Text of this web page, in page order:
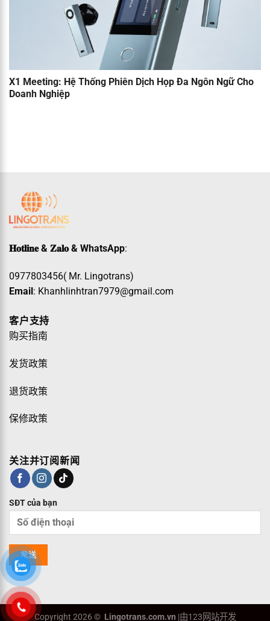
X1 Meeting: Hệ Thống Phiên Dịch Họp Đa Ngôn Ngữ Cho
Doanh Nghiệp
𝐇𝐨𝐭𝐥𝐢𝐧𝐞 & 𝐙𝐚𝐥𝐨 & WhatsApp:
0977803456( Mr. Lingotrans)
Email: Khanhlinhtran7979@gmail.com
客户支持
购买指南
发货政策
退货政策
保修政策
关注并订阅新闻
SĐT của bạn
Copyright 2026 © Lingotrans.com.vn |由123网站开发